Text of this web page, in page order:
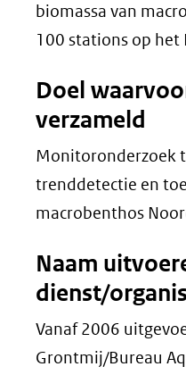
biomassa van
100 stations op het
Doel
verzameld
Monitoronderzoek
trenddetectie en
macrobenthos
Naam
dienst/
Vanaf 2006
Grontmij/Bureau